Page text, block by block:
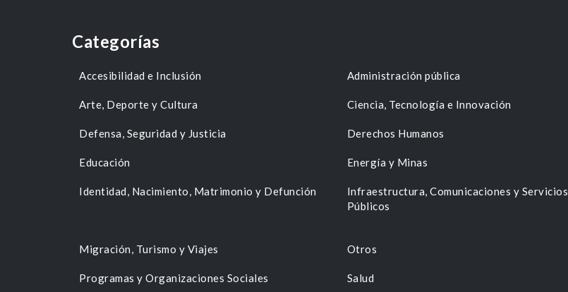
Categorías
Accesibilidad e Inclusión Administración pública
Arte, Deporte y Cultura Ciencia, Tecnología e Innovación
Defensa, Seguridad y Justicia Derechos Humanos
Educación Energía y Minas
Identidad, Nacimiento, Matrimonio y Defunción
Infraestructura, Comunicaciones y Servicios
Públicos
Migración, Turismo y Viajes Otros
Programas y Organizaciones Sociales Salud